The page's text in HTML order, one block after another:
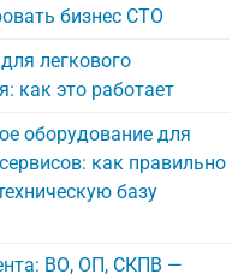
бизнес СТО
легкового
как это работает
оборудование для
как правильно
базу
ВО, ОП, СКПВ —